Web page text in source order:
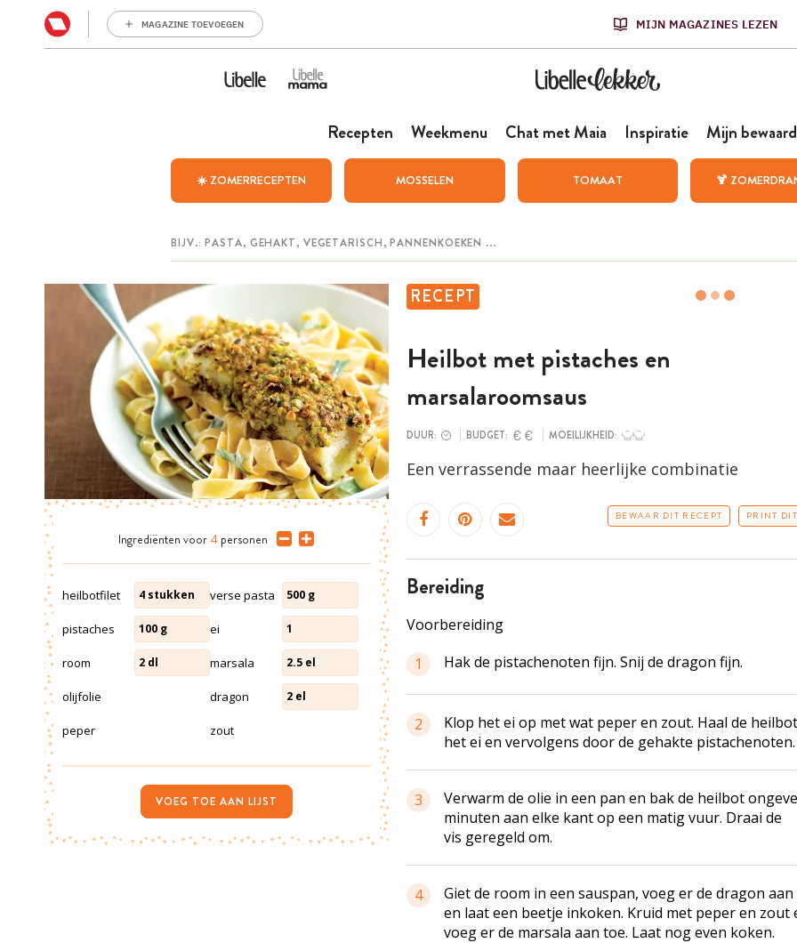
MAGAZINE TOEVOEGEN MIJN MAGAZINES LEZEN
Recepten Weekmenu Chat met Maia Inspiratie Mijn
☀️ ZOMERRECEPTEN MOSSELEN TOMAAT 🍹
RECEPT
Heilbot met pistaches en
marsalaroomsaus
DUUR: BUDGET: MOEILIJKHEID:
Een verrassende maar heerlijke combinatie
BEWAAR DIT RECEPT PRINT
bereiding
Voorbereiding
1
Hak de pistachenoten fijn. Snij de dragon fijn.
2
Klop het ei op met wat peper en zout. Haal de
het ei en vervolgens door de gehakte pistachenoten.
3
Verwarm de olie in een pan en bak de heilbot
minuten aan elke kant op een matig vuur. Draai de
vis geregeld om.
4
Giet de room in een sauspan, voeg er de dragon
en laat een beetje inkoken. Kruid met peper en zout
voeg er de marsala aan toe. Laat nog even koken.
Ingrediënten voor 4 personen
heilbotfilet 4 stukken verse pasta 500 g
pistaches 100 g ei 1
room 2 dl marsala 2.5 el
olijfolie dragon 2 el
peper zout
VOEG TOE AAN LIJST